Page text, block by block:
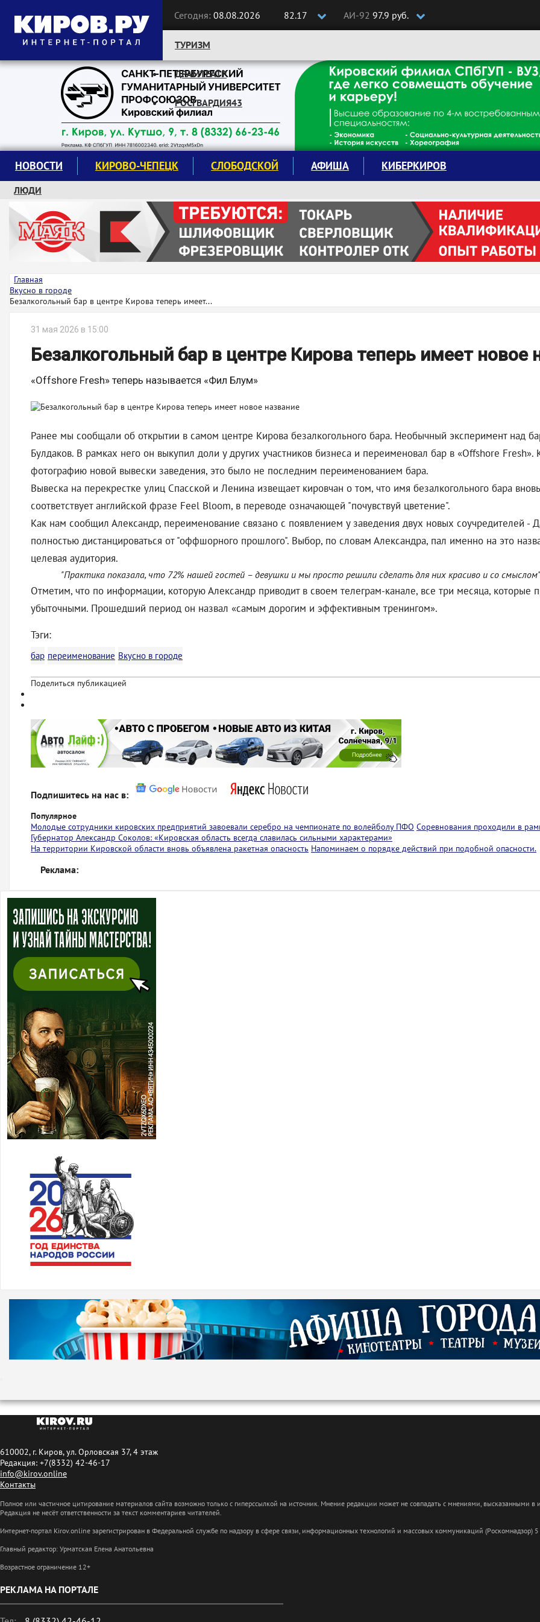
Сегодня: 08.08.2026 82.17 АИ-92 97.9 руб.
Следите за новостями:
ТУРИЗМ
ДРАМТЕАТР
РОСГВАРДИЯ43
НОВОСТИ КИРОВО-ЧЕПЕЦК СЛОБОДСКОЙ АФИША КИБЕРКИРОВ
ЛЮДИ
КРУЖКИ И СЕКЦИИ
ЗАВОДУ "МАЯК" 85 ЛЕТ
ЭКОЛОГИЯ
Главная
Вкусно в городе
Безалкогольный бар в центре Кирова теперь имеет...
31 мая 2026 в 15:00
Безалкогольный бар в центре Кирова теперь имеет новое
«Offshore Fresh» теперь называется «Фил Блум»
Ранее мы сообщали об открытии в самом центре Кирова безалкогольного бара. Необычный эксперимент над
Булдаков. В рамках него он выкупил доли у других участников бизнеса и переименовал бар в «Offshore
фотографию новой вывески заведения, это было не последним переименованием бара.
Вывеска на перекрестке улиц Спасской и Ленина извещает кировчан о том, что имя безалкогольного бара
соответствует английской фразе Feel Bloom, в переводе означающей "почувствуй цветение".
Как нам сообщил Александр, переименование связано с появлением у заведения двух новых соучредителей
полностью дистанцироваться от "оффшорного прошлого". Выбор, по словам Александра, пал именно на это
целевая аудитория.
"Практика показала, что 72% нашей гостей – девушки и мы просто решили сделать для них красиво и со
Отметим, что по информации, которую Александр приводит в своем телеграм-канале, все три месяца, которые
убыточными. Прошедший период он назвал «самым дорогим и эффективным тренингом».
Тэги:
бар переименование Вкусно в городе
Поделиться публикацией
Подпишитесь на нас в:
Популярное
Молодые сотрудники кировских предприятий завоевали серебро на чемпионате по волейболу ПФО Соревнования проходили в
Губернатор Александр Соколов: «Кировская область всегда славилась сильными характерами»
На территории Кировской области вновь объявлена ракетная опасность Напоминаем о порядке действий при подобной опасности.
Реклама:
610002, г. Киров, ул. Орловская 37, 4 этаж
Редакция: +7(8332) 42-46-17
info@kirov.online
Контакты
Полное или частичное цитирование материалов сайта возможно только с гиперссылкой на источник. Мнение редакции может не совпадать с мнениями, высказанными
Редакция не несёт ответственности за текст комментариев читателей.
Интернет-портал Kirov.online зарегистрирован в Федеральной службе по надзору в сфере связи, информационных технологий и массовых коммуникаций
Главный редактор: Урматская Елена Анатольевна
Возрастное ограничение 12+
РЕКЛАМА НА ПОРТАЛЕ